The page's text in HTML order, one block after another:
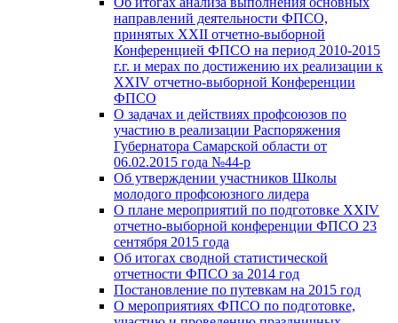
направлений деятельности ФПСО,
принятых XXII отчетно-выборной
Конференцией ФПСО на период 2010-2015
г.г. и мерах по достижению их реализации к
XXIV отчетно-выборной Конференции
ФПСО
О задачах и действиях профсоюзов по
участию в реализации Распоряжения
Губернатора Самарской области от
06.02.2015 года №44-р
Об утверждении участников Школы
молодого профсоюзного лидера
О плане мероприятий по подготовке XXIV
отчетно-выборной конференции ФПСО 23
сентября 2015 года
Об итогах сводной статистической
отчетности ФПСО за 2014 год
Постановление по путевкам на 2015 год
О мероприятиях ФПСО по подготовке,